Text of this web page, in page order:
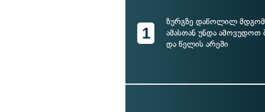
1
ზურგზე დაწოლილ
ამასთან უნდა ამოვუდოთ
და წელის არეში